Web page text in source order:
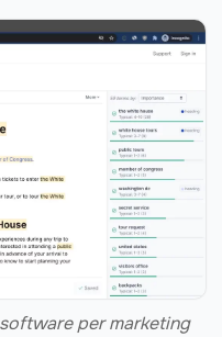
per marketing